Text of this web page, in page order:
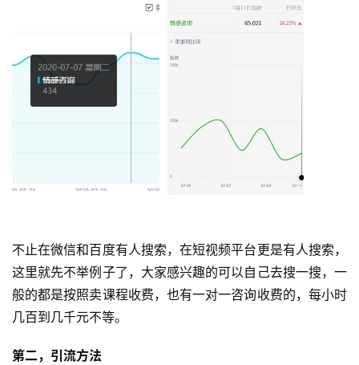
不止在微信和百度有人搜索，在短视频平台更是有人搜索，
这里就先不举例子了，大家感兴趣的可以自己去搜一搜，一
般的都是按照卖课程收费，也有一对一咨询收费的，每小时
几百到几千元不等。
第二，引流方法